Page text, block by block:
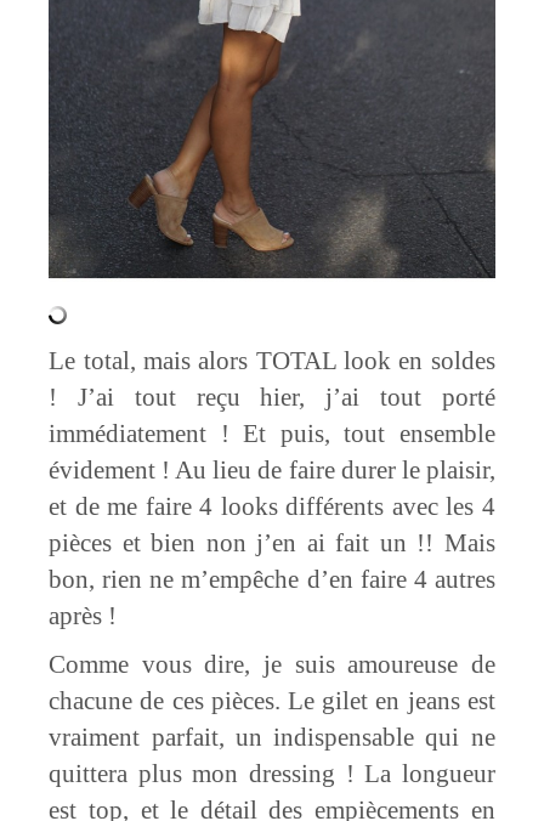
Le total, mais alors TOTAL look en soldes
! J’ai tout reçu hier, j’ai tout porté
immédiatement ! Et puis, tout ensemble
évidement ! Au lieu de faire durer le plaisir,
et de me faire 4 looks différents avec les 4
pièces et bien non j’en ai fait un !! Mais
bon, rien ne m’empêche d’en faire 4 autres
après !
Comme vous dire, je suis amoureuse de
chacune de ces pièces. Le gilet en jeans est
vraiment parfait, un indispensable qui ne
quittera plus mon dressing ! La longueur
est top, et le détail des empiècements en